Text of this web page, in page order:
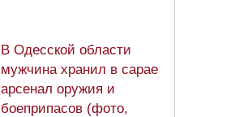
В Одесской области
мужчина хранил в сарае
арсенал оружия и
боеприпасов (фото,